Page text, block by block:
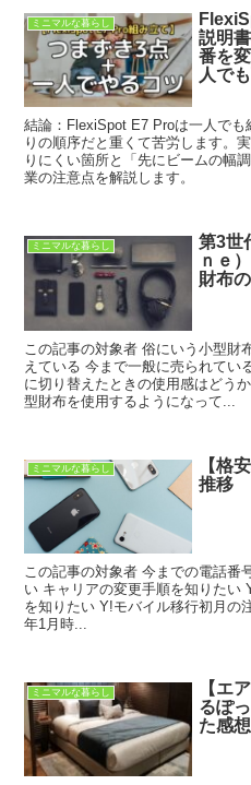
ミニマルな暮らし
説明
番を
人で
結論：FlexiSpot E7 Proは一人で
りの順序だと重くて苦労します。
りにくい箇所と「先にビームの幅
業の注意点を解説します。
ミニマルな暮らし
第3世
ｎｅ
財布
この記事の対象者 俗にいう小型財
えている 今まで一般に売られてい
に切り替えたときの使用感はどう
型財布を使用するようになって...
ミニマルな暮らし
【格
推移
この記事の対象者 今までの電話番
い キャリアの変更手順を知りたい
を知りたい Y!モバイル移行初月の
年1月時...
ミニマルな暮らし
【エ
るぽ
た感